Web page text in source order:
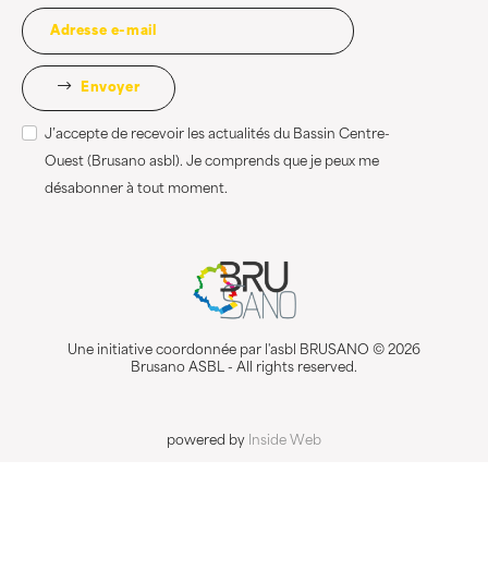
Envoyer
J’accepte de recevoir les actualités du Bassin Centre-
Ouest (Brusano asbl). Je comprends que je peux me
désabonner à tout moment.
Une initiative coordonnée par l'asbl BRUSANO © 2026
Brusano ASBL - All rights reserved.
powered by Inside Web